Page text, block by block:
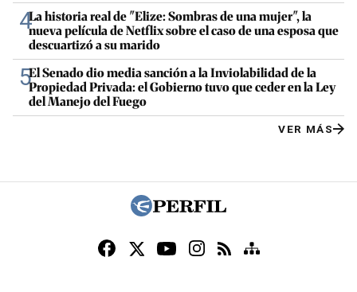
4La historia real de "Elize: Sombras de una mujer", la
nueva película de Netflix sobre el caso de una esposa que
descuartizó a su marido
5El Senado dio media sanción a la Inviolabilidad de la
Propiedad Privada: el Gobierno tuvo que ceder en la Ley
del Manejo del Fuego
VER MÁS